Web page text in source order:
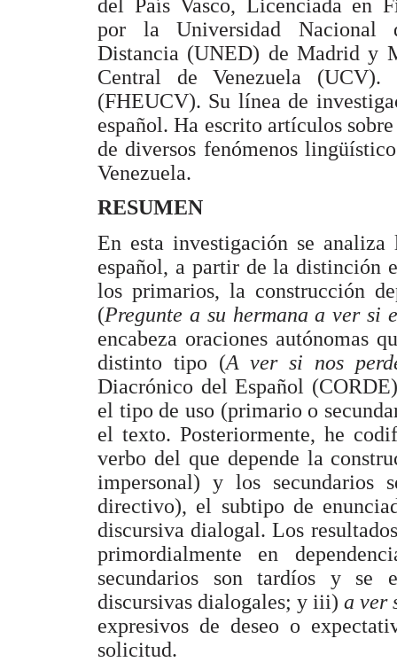
del País Vasco, Licenciada en
por la Universidad Nacional
Distancia (UNED) de Madrid y
Central de Venezuela
(FHEUCV). Su línea de
español. Ha escrito artículos
de diversos fenómenos
Venezuela.
RESUMEN
En esta investigación se
español, a partir de la distinción
los primarios, la construcción
(Pregunte a su hermana a ver si
encabeza oraciones autónomas
distinto tipo (A ver si nos
Diacrónico del Español
el tipo de uso (primario o
el texto. Posteriormente, he
verbo del que depende la
impersonal) y los secundarios
directivo), el subtipo de
discursiva dialogal. Los
primordialmente en
secundarios son tardíos y se
discursivas dialogales; y iii) a ver
expresivos de deseo o
solicitud.